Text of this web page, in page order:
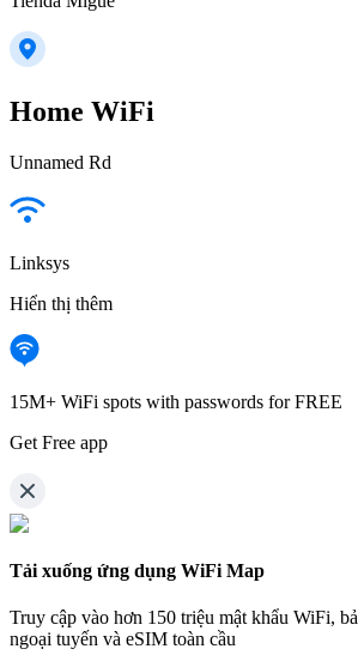
Home WiFi
Unnamed Rd
Linksys
Hiển thị thêm
15M+ WiFi spots with passwords for FREE
Get Free app
Tải xuống ứng dụng WiFi Map
Truy cập vào hơn 150 triệu mật khẩu WiFi,
ngoại tuyến và eSIM toàn cầu